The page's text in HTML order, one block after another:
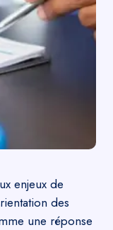
enjeux de
des
une réponse